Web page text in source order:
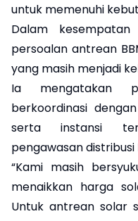
untuk memenuhi
Dalam
persoalan antrean
yang masih menjadi
Ia mengatakan
berkoordinasi
serta instansi
pengawasan distribusi
“Kami masih
menaikkan harga
Untuk antrean solar